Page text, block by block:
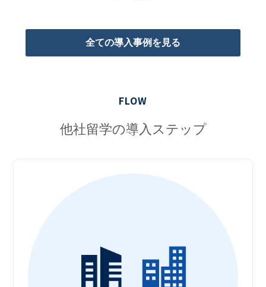
全ての導入事例を見る
FLOW
他社留学の導入ステップ